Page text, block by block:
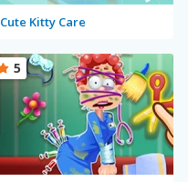
Cute Kitty Care
5